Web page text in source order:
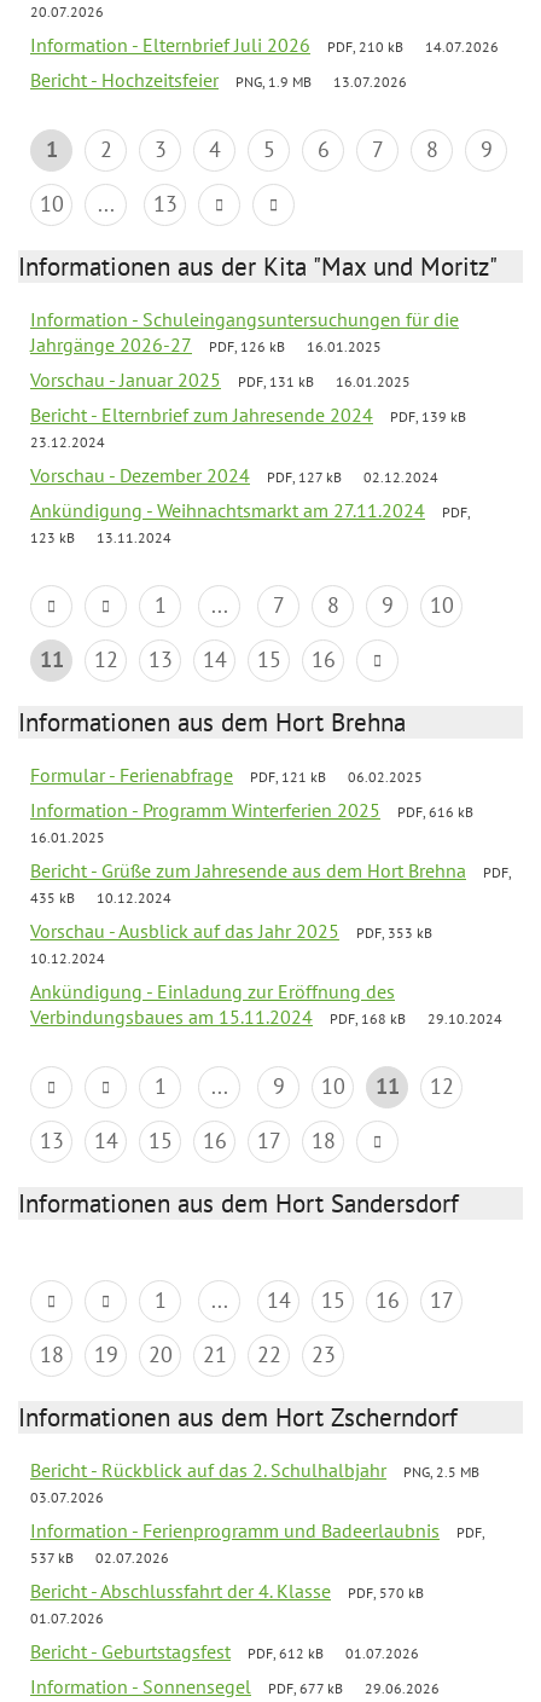
20.07.2026
Information - Elternbrief Juli 2026 PDF, 210 kB 14.07.2026
Bericht - Hochzeitsfeier PNG, 1.9 MB 13.07.2026
1 2 3 4 5 6 7 8
9
10
... 13
Informationen aus der Kita "Max und Moritz"
Information - Schuleingangsuntersuchungen für die
Jahrgänge 2026-27
PDF, 126 kB 16.01.2025
Vorschau - Januar 2025 PDF, 131 kB 16.01.2025
Bericht - Elternbrief zum Jahresende 2024
PDF, 139 kB
23.12.2024
Vorschau - Dezember 2024 PDF, 127 kB 02.12.2024
Ankündigung - Weihnachtsmarkt am 27.11.2024
PDF,
123 kB
13.11.2024
1 ... 7 8 9
10
11
12 13 14 15 16
Informationen aus dem Hort Brehna
Formular - Ferienabfrage PDF, 121 kB 06.02.2025
Information - Programm Winterferien 2025
PDF, 616 kB
16.01.2025
Bericht - Grüße zum Jahresende aus dem Hort Brehna
PDF,
435 kB
10.12.2024
Vorschau - Ausblick auf das Jahr 2025
PDF, 353 kB
10.12.2024
Ankündigung - Einladung zur Eröffnung des
Verbindungsbaues am 15.11.2024
PDF, 168 kB 29.10.2024
1 ... 9 10 11
12
13
14 15 16 17 18
Informationen aus dem Hort Sandersdorf
1 ... 14 15 16
17
18
19 20 21 22 23
Informationen aus dem Hort Zscherndorf
Bericht - Rückblick auf das 2. Schulhalbjahr
PNG, 2.5 MB
03.07.2026
Information - Ferienprogramm und Badeerlaubnis
PDF,
537 kB
02.07.2026
Bericht - Abschlussfahrt der 4. Klasse
PDF, 570 kB
01.07.2026
Bericht - Geburtstagsfest PDF, 612 kB 01.07.2026
Information - Sonnensegel PDF, 677 kB 29.06.2026